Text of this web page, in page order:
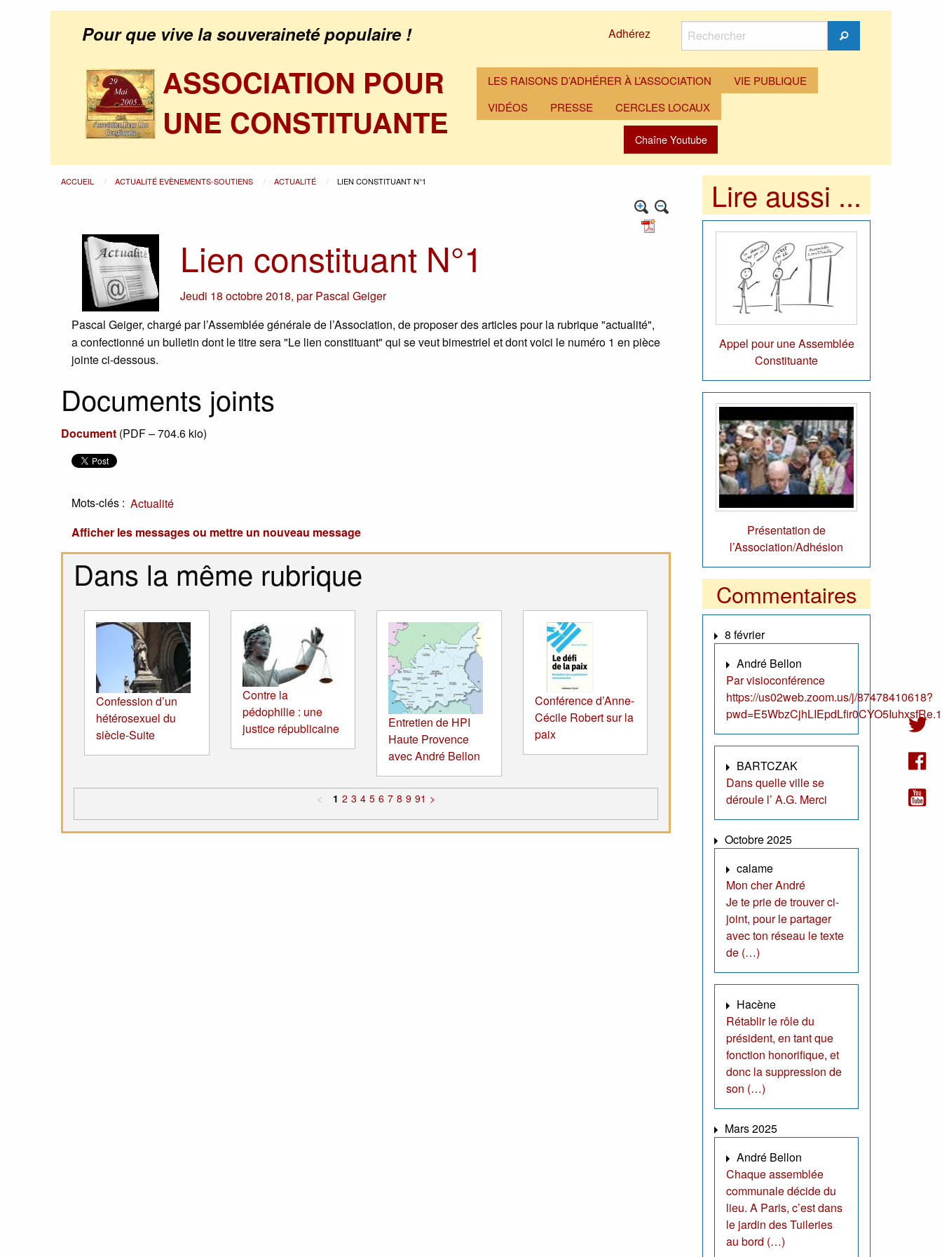
Pour que vive la souveraineté populaire ! Adhérez
Rechercher
Rechercher
ASSOCIATION POUR
UNE CONSTITUANTE
LES RAISONS D’ADHÉRER À L’ASSOCIATION
VIE PUBLIQUE
VIDÉOS
PRESSE CERCLES LOCAUX
Chaîne Youtube
ACCUEIL ACTUALITÉ EVÈNEMENTS-SOUTIENS ACTUALITÉ LIEN CONSTITUANT N°1
Lien constituant N°1
Jeudi 18 octobre 2018,parPascal Geiger
Pascal Geiger, chargé par l’Assemblée générale de l’Association, de proposer des articles pour la rubrique "actualité",
a confectionné un bulletin dont le titre sera "Le lien constituant" qui se veut bimestriel et dont voici le numéro 1 en pièce
jointe ci-dessous.
Documents joints
Document (PDF – 704.6 kio)
Mots-clés : Actualité
Afficher les messages ou mettre un nouveau message
Dans la même rubrique
Confession d’un
hétérosexuel du
siècle-Suite
Contre la
pédophilie : une
justice républicaine
Entretien de HPI
Haute Provence
avec André Bellon
Conférence d’Anne-
Cécile Robert sur la
paix
< 1 2 3 4 5 6 7 8 9 91 >
Lire aussi ...
Appel pour une Assemblée
Constituante
Présentation de
l’Association/Adhésion
Commentaires
8 février
André Bellon
Par visioconférence
https://us02web.zoom.us/j/87478410618?
BARTCZAK
Dans quelle ville se
déroule l’ A.G. Merci
Octobre 2025
calame
Mon cher André
Je te prie de trouver ci-
joint, pour le partager
avec ton réseau le texte
de (…)
Hacène
Rétablir le rôle du
président, en tant que
fonction honorifique, et
donc la suppression de
son (…)
Mars 2025
André Bellon
Chaque assemblée
communale décide du
lieu. A Paris, c’est dans
le jardin des Tuileries
au bord (…)